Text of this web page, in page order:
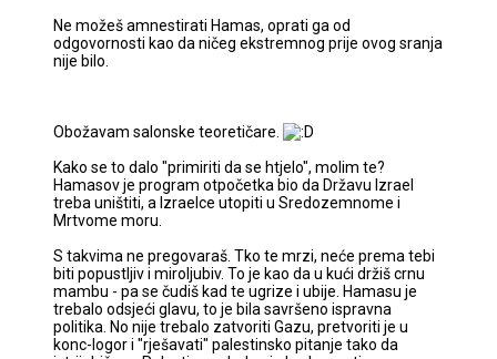
Ne možeš amnestirati Hamas, oprati ga od
odgovornosti kao da ničeg ekstremnog prije ovog sranja
nije bilo.
Obožavam salonske teoretičare.
Kako se to dalo "primiriti da se htjelo", molim te?
Hamasov je program otpočetka bio da Državu Izrael
treba uništiti, a Izraelce utopiti u Sredozemnome i
Mrtvome moru.
S takvima ne pregovaraš. Tko te mrzi, neće prema tebi
biti popustljiv i miroljubiv. To je kao da u kući držiš crnu
mambu - pa se čudiš kad te ugrize i ubije. Hamasu je
trebalo odsjeći glavu, to je bila savršeno ispravna
politika. No nije trebalo zatvoriti Gazu, pretvoriti je u
konc-logor i "rješavati" palestinsko pitanje tako da